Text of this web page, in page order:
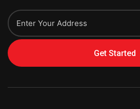
Get Started